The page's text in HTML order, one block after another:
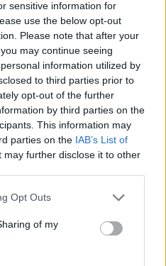
sensitive information for
use the below opt-out
Please note that after your
may continue seeing
information utilized by
to third parties prior to
opt-out of the further
by third parties on the
This information may
parties on the IAB’s List of
may further disclose it to other
Opt Outs
of my
η υποδομή
βενζινοκίνητα
ακόμη και
στον
φόρτισης EV
και απαιτούν
Στα αστικά κέντρα,
η
ικανοποιητική,